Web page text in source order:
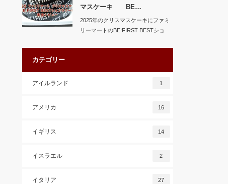
マスケーキ BE…
2025年のクリスマスケーキにファミ
リーマートのBE:FIRST BESTショ
カテゴリー
アイルランド 1
アメリカ 16
イギリス 14
イスラエル 2
イタリア 27